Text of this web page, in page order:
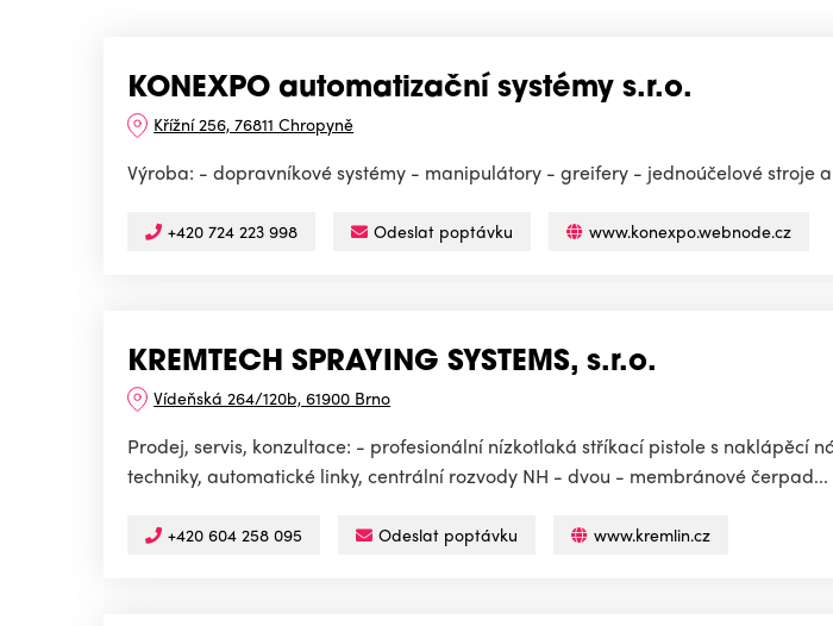
KONEXPO automatizační systémy s.r.o.
Křížní 256, 76811 Chropyně
Výroba: - dopravníkové systémy - manipulátory - greifery - jednoúčelové stroje
+420 724 223 998 Odeslat poptávku www.konexpo.webnode.cz
KREMTECH SPRAYING SYSTEMS, s.r.o.
Vídeňská 264/120b, 61900 Brno
Prodej, servis, konzultace: - profesionální nízkotlaká stříkací pistole s naklápěcí
techniky, automatické linky, centrální rozvody NH - dvou - membránové čerpad...
+420 604 258 095 Odeslat poptávku www.kremlin.cz